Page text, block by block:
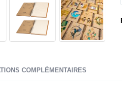
COMPLÉMENTAIRES